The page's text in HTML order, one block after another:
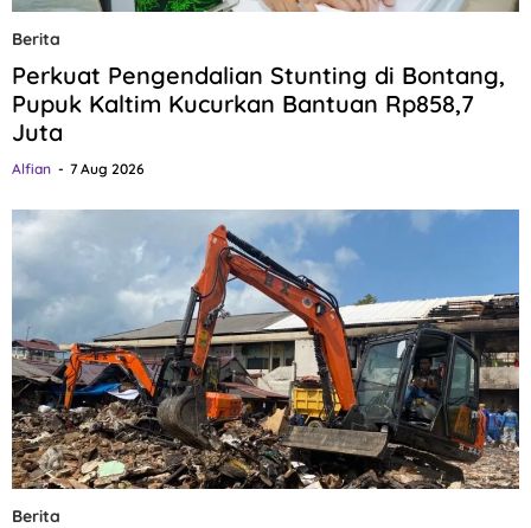
Berita
Perkuat Pengendalian Stunting di Bontang,
Pupuk Kaltim Kucurkan Bantuan Rp858,7
Juta
Alfian 7 Aug 2026
Berita